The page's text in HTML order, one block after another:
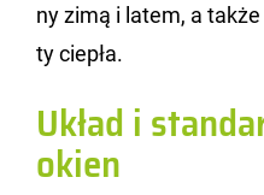
ny zimą i latem, a
ty cie­pła.
Układ i
okien